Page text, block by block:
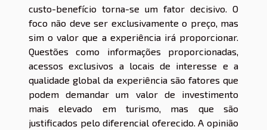
custo-benefício torna-se um fator decisivo. O
foco não deve ser exclusivamente o preço, mas
sim o valor que a experiência irá proporcionar.
Questões como informações proporcionadas,
acessos exclusivos a locais de interesse e a
qualidade global da experiência são fatores que
podem demandar um valor de investimento
mais elevado em turismo, mas que são
justificados pelo diferencial oferecido. A opinião